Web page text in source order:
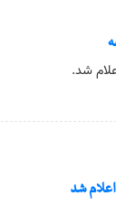
شد.
شد